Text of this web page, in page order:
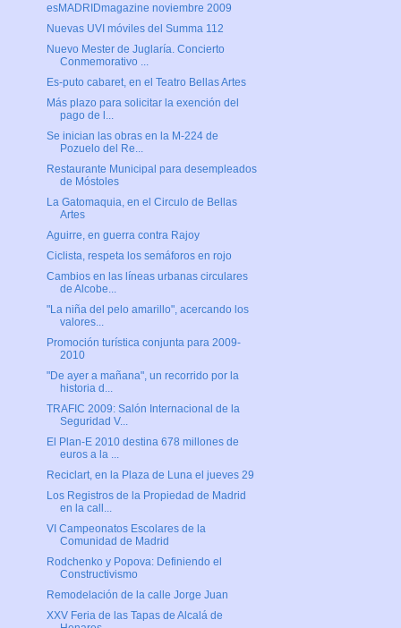
esMADRIDmagazine noviembre 2009
Nuevas UVI móviles del Summa 112
Nuevo Mester de Juglaría. Concierto
Conmemorativo ...
Es-puto cabaret, en el Teatro Bellas Artes
Más plazo para solicitar la exención del
pago de l...
Se inician las obras en la M-224 de
Pozuelo del Re...
Restaurante Municipal para desempleados
de Móstoles
La Gatomaquia, en el Circulo de Bellas
Artes
Aguirre, en guerra contra Rajoy
Ciclista, respeta los semáforos en rojo
Cambios en las líneas urbanas circulares
de Alcobe...
"La niña del pelo amarillo", acercando los
valores...
Promoción turística conjunta para 2009-
2010
"De ayer a mañana", un recorrido por la
historia d...
TRAFIC 2009: Salón Internacional de la
Seguridad V...
El Plan-E 2010 destina 678 millones de
euros a la ...
Reciclart, en la Plaza de Luna el jueves 29
Los Registros de la Propiedad de Madrid
en la call...
VI Campeonatos Escolares de la
Comunidad de Madrid
Rodchenko y Popova: Definiendo el
Constructivismo
Remodelación de la calle Jorge Juan
XXV Feria de las Tapas de Alcalá de